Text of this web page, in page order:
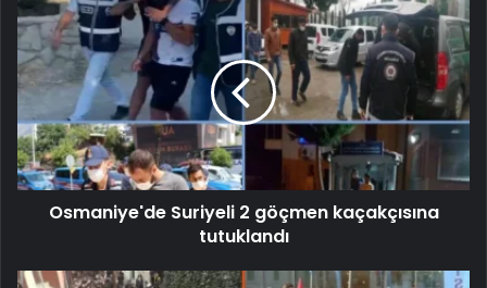
Osmaniye'de Suriyeli 2 göçmen kaçakçısına
tutuklandı